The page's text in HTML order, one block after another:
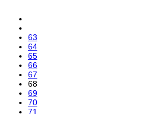
63
64
65
66
67
68
69
70
71